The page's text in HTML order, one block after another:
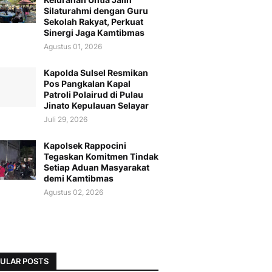
Silaturahmi dengan Guru
Sekolah Rakyat, Perkuat
Sinergi Jaga Kamtibmas
Agustus 01, 2026
Kapolda Sulsel Resmikan
Pos Pangkalan Kapal
Patroli Polairud di Pulau
Jinato Kepulauan Selayar
Juli 29, 2026
Kapolsek Rappocini
Tegaskan Komitmen Tindak
Setiap Aduan Masyarakat
demi Kamtibmas
Agustus 02, 2026
POSTS